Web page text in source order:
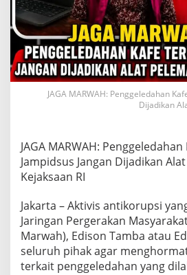
d
a
h
a
n
K
a
f
r
k
a
J
a
m
p
i
d
JAGA MARWAH: Penggeledahan
Dijadikan
JAGA MARWAH:
Jampidsus Jangan Dijadikan
Kejaksaan RI
Jakarta – Aktivis antikorupsi
Jaringan Pergerakan
Marwah), Edison Tamba atau
seluruh pihak agar
terkait penggeledahan yang